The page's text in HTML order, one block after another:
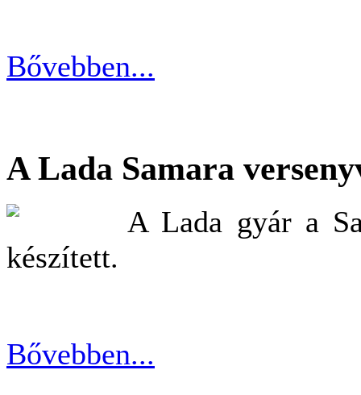
Bővebben...
A Lada Samara
A Lada gyár a
készített.
Bővebben...